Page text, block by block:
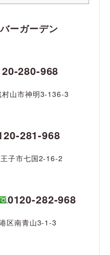
ーガーデン
280-968
山市神明3-136-3
281-968
子市七国2-16-2
0120-282-968
区南青山3-1-3